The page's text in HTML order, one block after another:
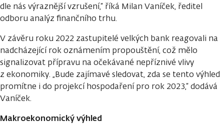
dle nás výraznější vzrušení,“ říká Milan Vaníček, ředitel
odboru analýz finančního trhu.
V závěru roku 2022 zastupitelé velkých bank reagovali na
nadcházející rok oznámením propouštění, což mělo
signalizovat přípravu na očekávané nepříznivé vlivy
z ekonomiky. „Bude zajímavé sledovat, zda se tento výhled
promítne i do projekcí hospodaření pro rok 2023,“ dodává
Vaníček.
Makroekonomický výhled